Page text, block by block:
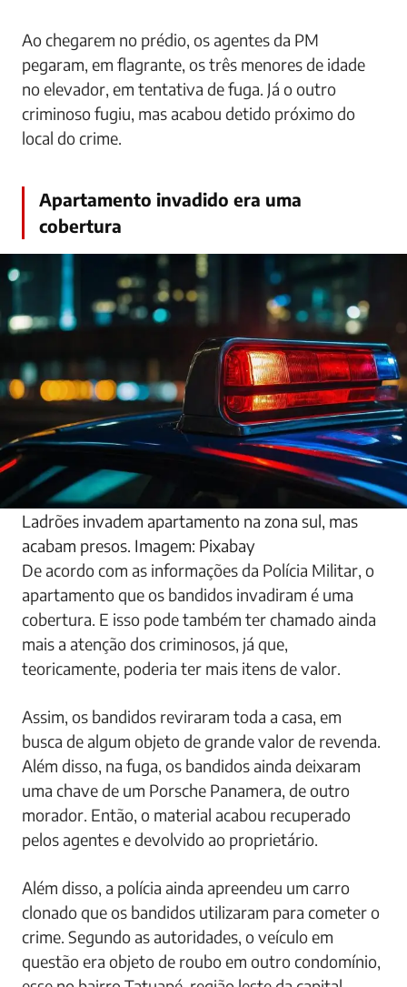
Ao chegarem no prédio, os agentes da PM
pegaram, em flagrante, os três menores de idade
no elevador, em tentativa de fuga. Já o outro
criminoso fugiu, mas acabou detido próximo do
local do crime.
Apartamento invadido era uma
cobertura
Ladrões invadem apartamento na zona sul, mas
acabam presos. Imagem: Pixabay
De acordo com as informações da Polícia Militar, o
apartamento que os bandidos invadiram é uma
cobertura. E isso pode também ter chamado ainda
mais a atenção dos criminosos, já que,
teoricamente, poderia ter mais itens de valor.
Assim, os bandidos reviraram toda a casa, em
busca de algum objeto de grande valor de revenda.
Além disso, na fuga, os bandidos ainda deixaram
uma chave de um Porsche Panamera, de outro
morador. Então, o material acabou recuperado
pelos agentes e devolvido ao proprietário.
Além disso, a polícia ainda apreendeu um carro
clonado que os bandidos utilizaram para cometer o
crime. Segundo as autoridades, o veículo em
questão era objeto de roubo em outro condomínio,